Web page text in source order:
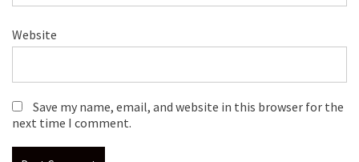
Website
Save my name, email, and website in this browser for the
next time I comment.